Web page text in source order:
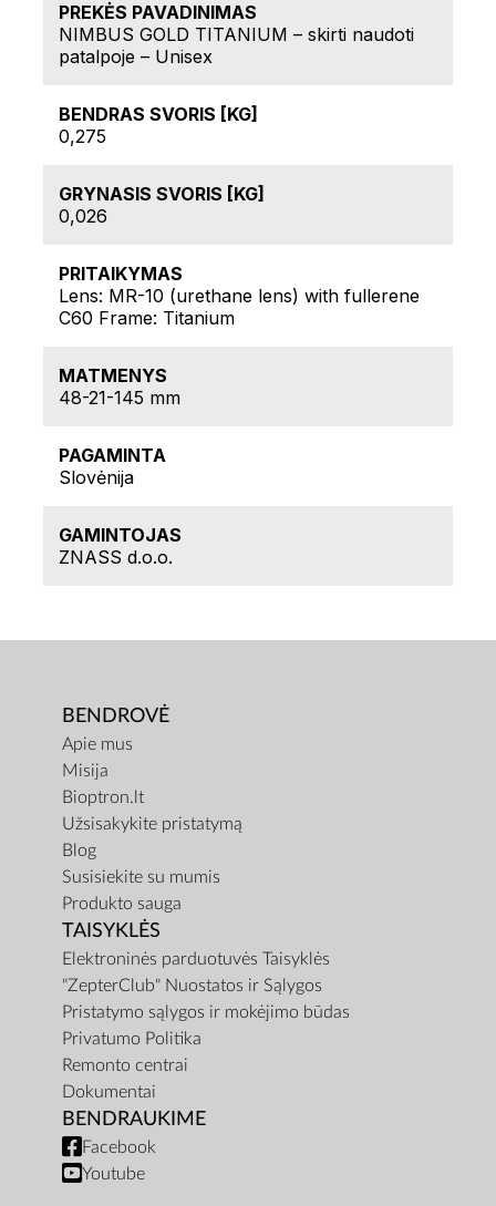
PREKĖS PAVADINIMAS
NIMBUS GOLD TITANIUM – skirti naudoti
patalpoje – Unisex
BENDRAS SVORIS [KG]
0,275
GRYNASIS SVORIS [KG]
0,026
PRITAIKYMAS
Lens: MR-10 (urethane lens) with fullerene
C60 Frame: Titanium
MATMENYS
48-21-145 mm
PAGAMINTA
Slovėnija
GAMINTOJAS
ZNASS d.o.o.
BENDROVĖ
Apie mus
Misija
Bioptron.lt
Užsisakykite pristatymą
Blog
Susisiekite su mumis
Produkto sauga
TAISYKLĖS
Elektroninės parduotuvės Taisyklės
"ZepterClub" Nuostatos ir Sąlygos
Pristatymo sąlygos ir mokėjimo būdas
Privatumo Politika
Remonto centrai
Dokumentai
BENDRAUKIME
Facebook
Youtube